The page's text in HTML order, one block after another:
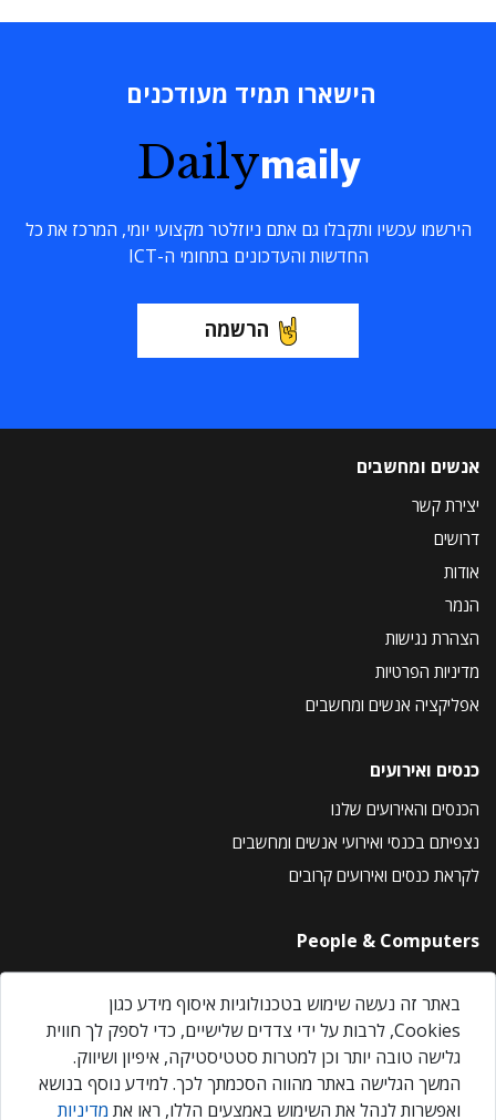
הישארו תמיד מעודכנים
Dailymaily
הירשמו עכשיו ותקבלו גם אתם ניוזלטר מקצועי יומי, המרכז את כל
החדשות והעדכונים בתחומי ה-ICT
הרשמה
אנשים ומחשבים
יצירת קשר
דרושים
אודות
הנמר
הצהרת נגישות
מדיניות הפרטיות
אפליקציה אנשים ומחשבים
כנסים ואירועים
הכנסים והאירועים שלנו
נצפיתם בכנסי ואירועי אנשים ומחשבים
לקראת כנסים ואירועים קרובים
People & Computers
About Us
Privacy Policy
Contact Us
Our Events
באתר זה נעשה שימוש בטכנולוגיות איסוף מידע כגון
Cookies, לרבות על ידי צדדים שלישיים, כדי לספק לך חווית
גלישה טובה יותר וכן למטרות סטטיסטיקה, איפיון ושיווק.
המשך הגלישה באתר מהווה הסכמתך לכך. למידע נוסף בנושא
ואפשרות לנהל את השימוש באמצעים הללו, ראו את מדיניות